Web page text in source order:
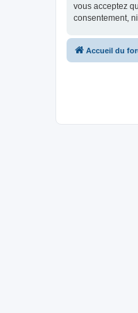
vous acceptez
consentement,
Accueil du